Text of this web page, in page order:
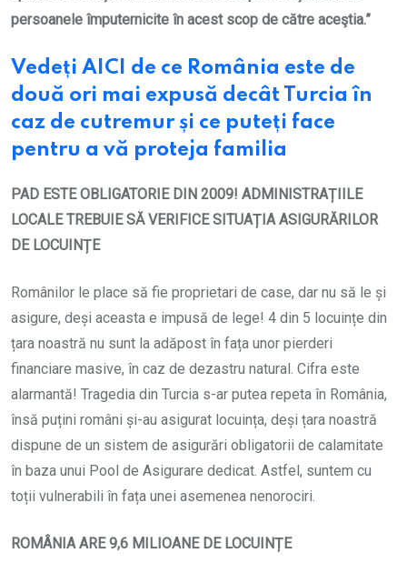
persoanele împuternicite în acest scop de către aceştia.”
Vedeți AICI de ce România este de
două ori mai expusă decât Turcia în
caz de cutremur și ce puteți face
pentru a vă proteja familia
PAD ESTE OBLIGATORIE DIN 2009! ADMINISTRAȚIILE
LOCALE TREBUIE SĂ VERIFICE SITUAȚIA ASIGURĂRILOR
DE LOCUINȚE
Românilor le place să fie proprietari de case, dar nu să le și
asigure, deși aceasta e impusă de lege! 4 din 5 locuințe din
țara noastră nu sunt la adăpost în fața unor pierderi
financiare masive, în caz de dezastru natural. Cifra este
alarmantă! Tragedia din Turcia s-ar putea repeta în România,
însă puțini români și-au asigurat locuința, deși țara noastră
dispune de un sistem de asigurări obligatorii de calamitate
în baza unui Pool de Asigurare dedicat. Astfel, suntem cu
toții vulnerabili în fața unei asemenea nenorociri.
ROMÂNIA ARE 9,6 MILIOANE DE LOCUINȚE